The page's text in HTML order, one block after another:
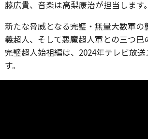
藤広貴、音楽は高梨康治が担当します。
新たな脅威となる完璧・無量大数軍の
義超人、そして悪魔超人軍との三つ巴
完璧超人始祖編は、2024年テレビ放
す。